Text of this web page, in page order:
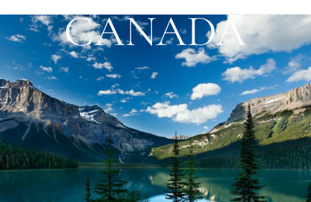
CANADÁ